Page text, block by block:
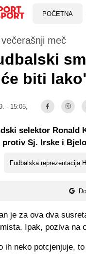
POČETNA
meč
biti
- 15:05,
Fudbalska reprezentacija
selektor Ronald
protiv Sj. Irske i
je za ova dva
Ipak, poziva na
ih neko potcjenjuje,